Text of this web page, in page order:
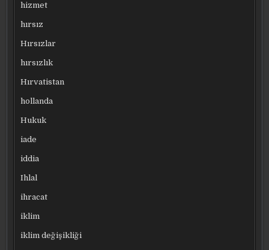
hizmet
hırsız
Hırsızlar
hırsızlık
Hırvatistan
hollanda
Hukuk
iade
iddia
Ihlal
ihracat
iklim
iklim değişikliği